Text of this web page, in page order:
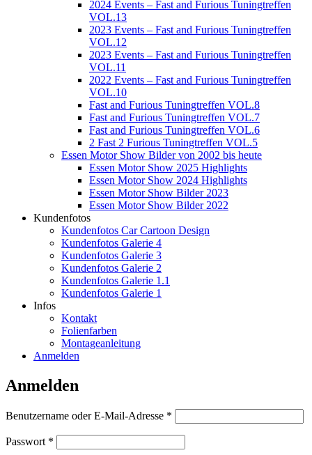
2024 Events – Fast and Furious Tuningtreffen
VOL.13
2023 Events – Fast and Furious Tuningtreffen
VOL.12
2023 Events – Fast and Furious Tuningtreffen
VOL.11
2022 Events – Fast and Furious Tuningtreffen
VOL.10
Fast and Furious Tuningtreffen VOL.8
Fast and Furious Tuningtreffen VOL.7
Fast and Furious Tuningtreffen VOL.6
2 Fast 2 Furious Tuningtreffen VOL.5
Essen Motor Show Bilder von 2002 bis heute
Essen Motor Show 2025 Highlights
Essen Motor Show 2024 Highlights
Essen Motor Show Bilder 2023
Essen Motor Show Bilder 2022
Kundenfotos
Kundenfotos Car Cartoon Design
Kundenfotos Galerie 4
Kundenfotos Galerie 3
Kundenfotos Galerie 2
Kundenfotos Galerie 1.1
Kundenfotos Galerie 1
Infos
Kontakt
Folienfarben
Montageanleitung
Anmelden
Anmelden
Benutzername oder E-Mail-Adresse *
Passwort *